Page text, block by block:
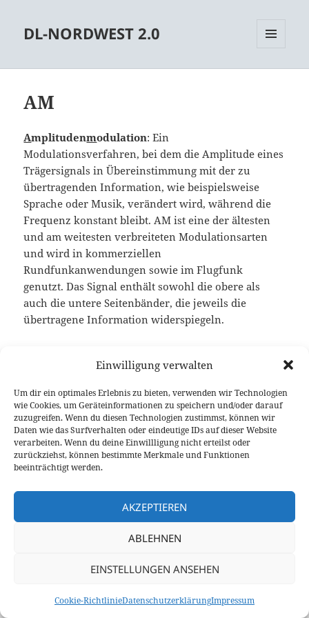
Einwilligung verwalten
Um dir ein optimales Erlebnis zu bieten, verwenden wir Technologien
wie Cookies, um Geräteinformationen zu speichern und/oder darauf
zuzugreifen. Wenn du diesen Technologien zustimmst, können wir
Daten wie das Surfverhalten oder eindeutige IDs auf dieser Website
verarbeiten. Wenn du deine Einwillligung nicht erteilst oder
zurückziehst, können bestimmte Merkmale und Funktionen
beeinträchtigt werden.
AKZEPTIEREN
ABLEHNEN
EINSTELLUNGEN ANSEHEN
Cookie-RichtlinieDatenschutzerklärungImpressum
DL-NORDWEST 2.0
AM
Amplitudenmodulation: Ein
Modulationsverfahren, bei dem die Amplitude eines
Trägersignals in Übereinstimmung mit der zu
übertragenden Information, wie beispielsweise
Sprache oder Musik, verändert wird, während die
Frequenz konstant bleibt. AM ist eine der ältesten
und am weitesten verbreiteten Modulationsarten
und wird in kommerziellen
Rundfunkanwendungen sowie im Flugfunk
genutzt. Das Signal enthält sowohl die obere als
auch die untere Seitenbänder, die jeweils die
übertragene Information widerspiegeln.
und Kurzwellenbändern verbreitet, da es eine
Sprachübertragung bietet. AM ist leicht zu
dekodieren und benötigt im Vergleich zu anderen
Modulationsarten weniger komplexe Empfänger.
Trotz der Entwicklung neuerer Modulationsarten
bleibt AM aufgrund seiner einfachen Struktur und
Datenschutz/Impressum/Cookie-Richtlinie (EU)